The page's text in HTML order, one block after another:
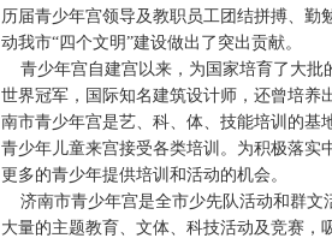
历届青少年宫领导及教职员工团结拼搏、勤
动我市“四个文明”建设做出了突出贡献。
青少年宫自建宫以来，为国家培育了大批
世界冠军，国际知名建筑设计师，还曾培
南市青少年宫是艺、科、体、技能培训的基
青少年儿童来宫接受各类培训。为积极落实
更多的青少年提供培训和活动的机会。
济南市青少年宫是全市少先队活动和群文
大量的主题教育、文体、科技活动及竞赛